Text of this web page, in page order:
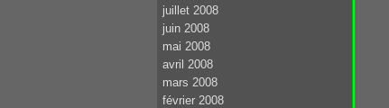
juillet 2008
juin 2008
mai 2008
avril 2008
mars 2008
février 2008